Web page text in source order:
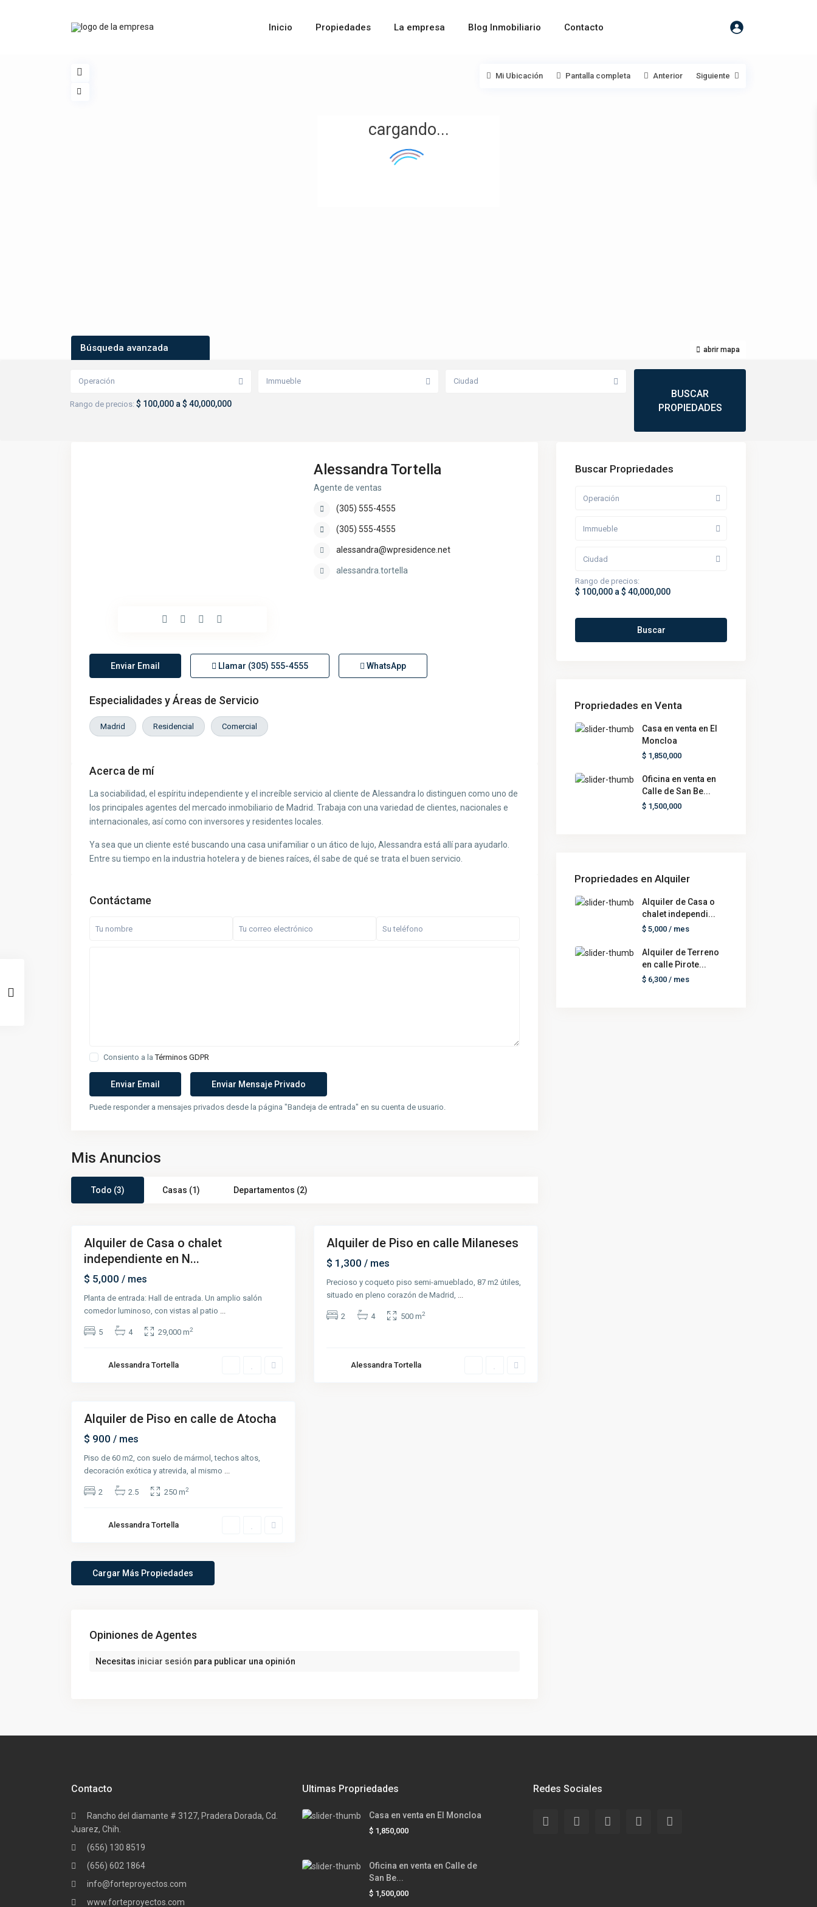
Inicio Propiedades La empresa Blog Inmobiliario Contacto
cargando...
abrir mapa
Mi Ubicación Pantalla completa Anterior Siguiente
Búsqueda avanzada
Operación Immueble Ciudad
Rango de precios: $ 100,000 a $ 40,000,000
Alessandra Tortella
Agente de ventas
(305) 555-4555
(305) 555-4555
alessandra@wpresidence.net
alessandra.tortella
Enviar Email Llamar (305) 555-4555 WhatsApp
Especialidades y Áreas de Servicio
Madrid Residencial Comercial
Acerca de mí
La sociabilidad, el espíritu independiente y el increíble servicio al cliente de Alessandra lo distinguen como uno de
los principales agentes del mercado inmobiliario de Madrid. Trabaja con una variedad de clientes, nacionales e
internacionales, así como con inversores y residentes locales.
Ya sea que un cliente esté buscando una casa unifamiliar o un ático de lujo, Alessandra está allí para ayudarlo.
Entre su tiempo en la industria hotelera y de bienes raíces, él sabe de qué se trata el buen servicio.
Contáctame
Consiento a laTérminos GDPR
Puede responder a mensajes privados desde la página "Bandeja de entrada" en su cuenta de usuario.
Mis Anuncios
Todo (3) Casas (1) Departamentos (2)
Destacado
Alquiler de Casa o chalet
independiente en N...
$ 5,000 / mes
Planta de entrada: Hall de entrada. Un amplio salón
comedor luminoso, con vistas al patio ...
5 4 29,000 m2
Alessandra Tortella
Alquiler de Piso en calle Milaneses
$ 1,300 / mes
Precioso y coqueto piso semi-amueblado, 87 m2 útiles,
situado en pleno corazón de Madrid, ...
2 4 500 m2
Alessandra Tortella
Alquiler de Piso en calle de Atocha
$ 900 / mes
Piso de 60 m2, con suelo de mármol, techos altos,
decoración exótica y atrevida, al mismo ...
2 2.5 250 m2
Alessandra Tortella
Opiniones de Agentes
Necesitas iniciar sesión para publicar una opinión
Buscar Propriedades
Operación
Immueble
Ciudad
Rango de precios:
$ 100,000 a $ 40,000,000
Buscar
Propriedades en Venta
Casa en venta en El
Moncloa
$ 1,850,000
Oficina en venta en
Calle de San Be...
$ 1,500,000
Propriedades en Alquiler
Alquiler de Casa o
chalet independi...
$ 5,000 / mes
Alquiler de Terreno
en calle Pirote...
$ 6,300 / mes
Contacto
Rancho del diamante # 3127, Pradera Dorada, Cd.
Juarez, Chih.
(656) 130 8519
(656) 602 1864
info@forteproyectos.com
www.forteproyectos.com
Ultimas Propriedades
Casa en venta en El Moncloa
$ 1,850,000
Oficina en venta en Calle de
San Be...
$ 1,500,000
Redes Sociales